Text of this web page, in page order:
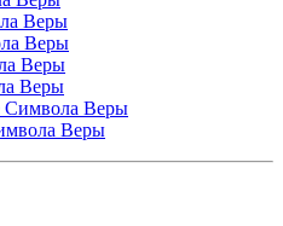
Веры
Веры
Веры
Веры
Символа Веры
Веры